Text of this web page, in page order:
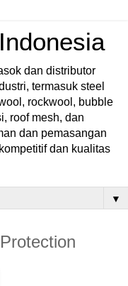
dan distributor
termasuk steel
rockwool, bubble
roof mesh, dan
dan pemasangan
dan kualitas
▼